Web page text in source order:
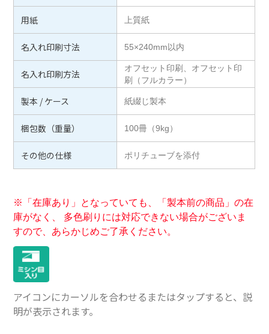
用紙 上質紙
名入れ印刷寸法 55×240mm以内
名入れ印刷方法
オフセット印刷、オフセット印
刷（フルカラー）
製本 / ケース 紙綴じ製本
梱包数（重量） 100冊（9kg）
その他の仕様 ポリチューブを添付
※「在庫あり」となっていても、「製本前の商品」の在
庫がなく、 多色刷りには対応できない場合がございま
すので、あらかじめご了承ください。
アイコンにカーソルを合わせるまたはタップすると、説
明が表示されます。